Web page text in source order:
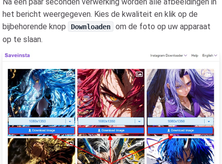
het bericht weergegeven. Kies de kwaliteit en klik op de
bijbehorende knop
Downloaden
om de foto op uw apparaat
op te slaan.